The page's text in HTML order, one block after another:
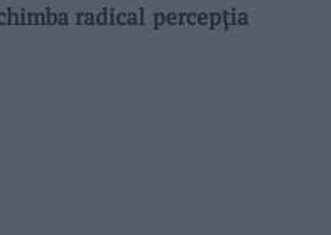
radical percepția